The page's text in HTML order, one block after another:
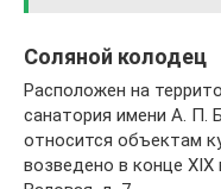
Соляной колодец
Расположен на
санатория имени А. П.
относится объектам
возведено в конце XIX